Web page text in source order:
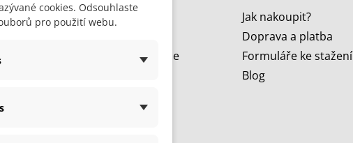
údajů
Slevy
Nyní doporučujeme
Jak nakoupit?
Doprava a platba
Formuláře ke stažení
Blog
cookies. Odsouhlaste
pro použití webu.